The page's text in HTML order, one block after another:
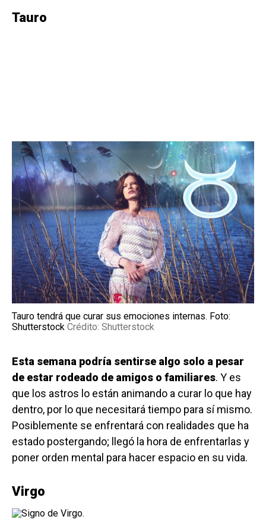
Tauro
Tauro tendrá que curar sus emociones internas. Foto:
Shutterstock Crédito: Shutterstock
Esta semana podría sentirse algo solo a pesar
de estar rodeado de amigos o familiares. Y es
que los astros lo están animando a curar lo que hay
dentro, por lo que necesitará tiempo para sí mismo.
Posiblemente se enfrentará con realidades que ha
estado postergando; llegó la hora de enfrentarlas y
poner orden mental para hacer espacio en su vida.
Virgo